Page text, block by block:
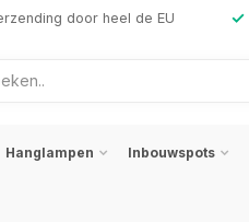
door heel de EU
Hanglampen Inbouwspots